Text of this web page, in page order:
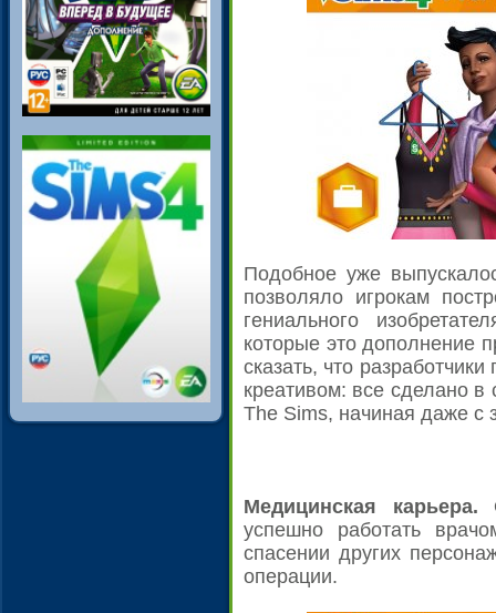
Подобное уже
позволяло игрокам
гениального
которые это дополнение
сказать, что
креативом: все сделано
The Sims, начиная даже с
Медицинская карьера.
успешно работать
спасении других
операции.